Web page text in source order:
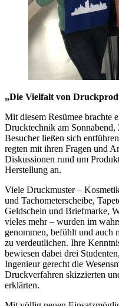
„Die Vielfalt von
Mit diesem Resümee brachte
Drucktechnik am
Besucher ließen sich
regten mit ihren Fragen und
Diskussionen rund um
Herstellung an.
Viele Druckmuster –
und Tachometerscheibe,
Geldschein und Briefmarke,
vieles mehr – wurden im
genommen, befühlt und auch
zu verdeutlichen. Ihre
bewiesen dabei drei
Ingenieur gerecht die
Druckverfahren skizzierten
erklärten.